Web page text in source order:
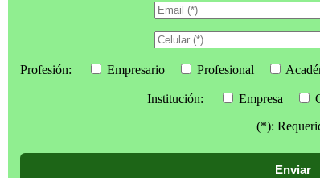
Profesión: Empresario Profesional
Institución: Empresa
(*):